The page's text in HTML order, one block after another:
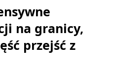
na granicy,
przejść z